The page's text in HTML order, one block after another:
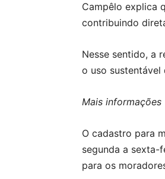
Campêlo explica
contribuindo
Nesse sentido, a
o uso
Mais informações
O cadastro para
segunda a sexta-
para os